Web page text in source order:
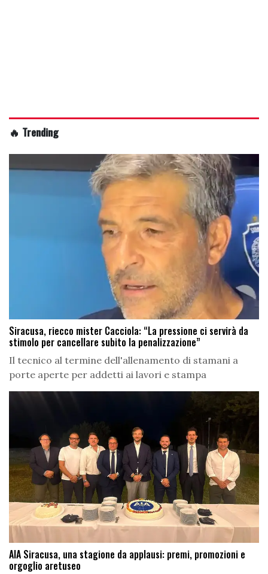
🔥 Trending
Siracusa, riecco mister Cacciola: “La pressione ci servirà da
stimolo per cancellare subito la penalizzazione”
Il tecnico al termine dell'allenamento di stamani a
porte aperte per addetti ai lavori e stampa
AIA Siracusa, una stagione da applausi: premi, promozioni e
orgoglio aretuseo